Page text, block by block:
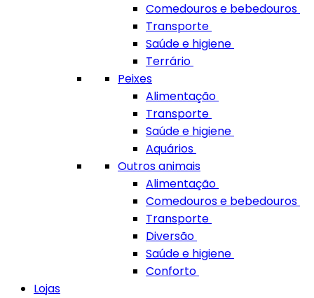
Comedouros e bebedouros
Transporte
Saúde e higiene
Terrário
Peixes
Alimentação
Transporte
Saúde e higiene
Aquários
Outros animais
Alimentação
Comedouros e bebedouros
Transporte
Diversão
Saúde e higiene
Conforto
Lojas